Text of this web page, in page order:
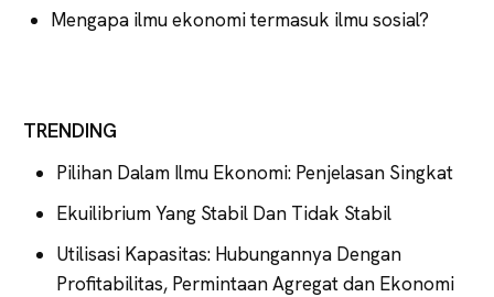
Mengapa ilmu ekonomi termasuk ilmu sosial?
TRENDING
Pilihan Dalam Ilmu Ekonomi: Penjelasan Singkat
Ekuilibrium Yang Stabil Dan Tidak Stabil
Utilisasi Kapasitas: Hubungannya Dengan
Profitabilitas, Permintaan Agregat dan Ekonomi